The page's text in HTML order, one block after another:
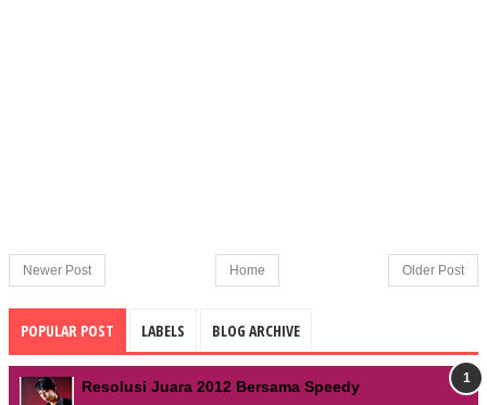
Newer Post Older Post
Home
POPULAR POST LABELS BLOG ARCHIVE
Resolusi Juara 2012 Bersama Speedy